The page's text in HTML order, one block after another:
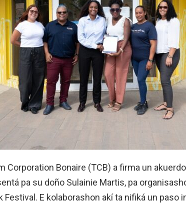
Corporation Bonaire (TCB) a firma un
pa su doño Sulainie Martis, pa
Festival. E kolaborashon akí ta nifiká un paso